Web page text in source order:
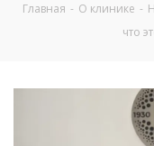
Главная - О клинике -
что